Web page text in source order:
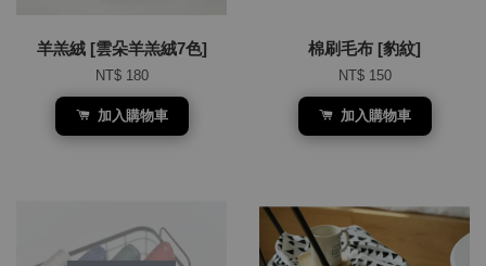
羊羔絨 [雲朵羊羔絨7色]
NT$ 180
加入購物車
棉刷毛布 [豹紋]
NT$ 150
加入購物車